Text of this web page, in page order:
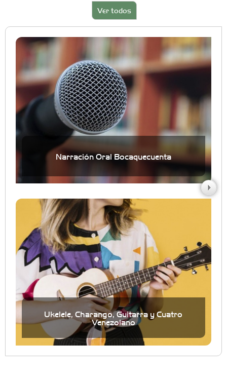
Ver todos
Narración Oral Bocaquecuenta
Ukelele, Charango, Guitarra y Cuatro
Venezolano